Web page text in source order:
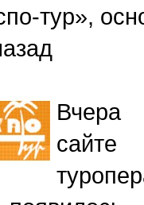
тур»,
Вчера